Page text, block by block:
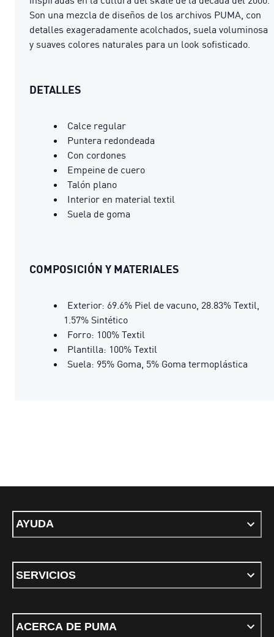
Son una mezcla de diseños de los archivos PUMA, con
detalles exageradamente acolchados, suela voluminosa
y suaves colores naturales para un look sofisticado.
DETALLES
Calce regular
Puntera redondeada
Con cordones
Empeine de cuero
Talón plano
Interior en material textil
Suela de goma
COMPOSICIÓN Y MATERIALES
Exterior: 69.6% Piel de vacuno, 28.83% Textil,
1.57% Sintético
Forro: 100% Textil
Plantilla: 100% Textil
Suela: 95% Goma, 5% Goma termoplástica
AYUDA
SERVICIOS
ACERCA DE PUMA